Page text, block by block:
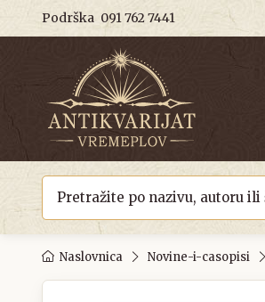
Podrška 091 762 7441
Naslovnica Novine-i-casopisi